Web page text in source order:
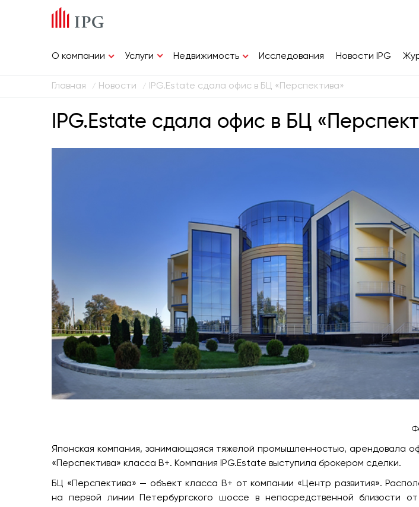
О компании Услуги Недвижимость Исследования Новости IPG
Главная / Новости / IPG.Estate сдала офис в БЦ «Перспектива»
IPG.Estate сдала офис в БЦ
Японская компания, занимающаяся тяжелой промышленностью, арендовала
«Перспектива» класса В+. Компания IPG.Estate выступила брокером сделки.
БЦ «Перспектива» — объект класса В+ от компании «Центр развития».
на первой линии Петербургского шоссе в непосредственной близости от